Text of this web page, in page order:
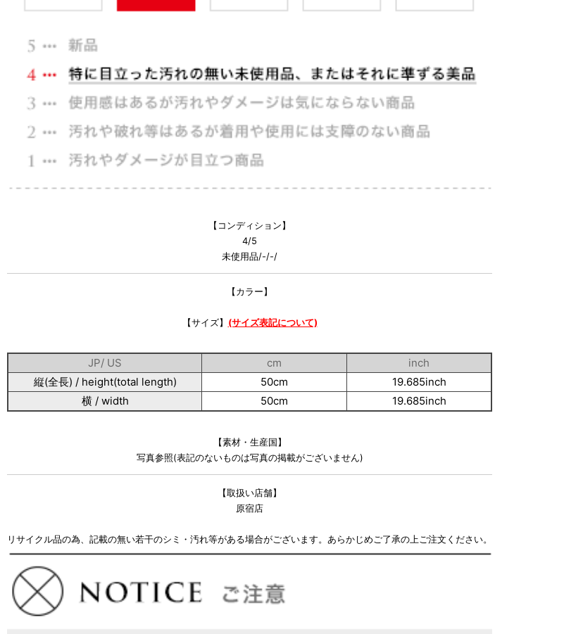
【コンディション】
4/5
未使用品/-/-/
【カラー】
【サイズ】 (サイズ表記について)
JP/ US cm
inch
縦(全長) / height(total length)
50cm
19.685inch
横 / width
50cm 19.685inch
【素材・生産国】
写真参照(表記のないものは写真の掲載がございません)
【取扱い店舗】
原宿店
リサイクル品の為、記載の無い若干のシミ・汚れ等がある場合がございます。あらかじめご了承の上ご注文ください。